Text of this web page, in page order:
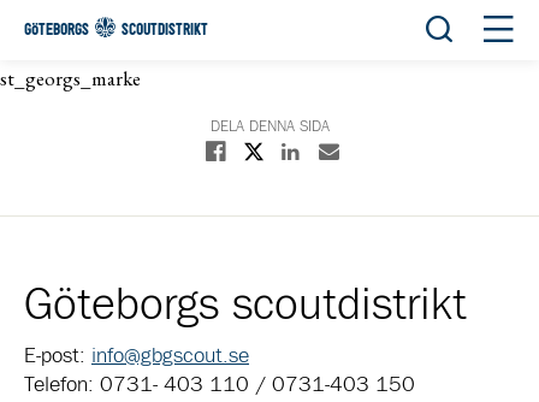
GÖTEBORGS SCOUTDISTRIKT Öppna
st_georgs_marke
DELA DENNA SIDA
Dela på Facebook
Dela på XDela på Linkedin
Dela med E-post
Göteborgs scoutdistrikt
E-post: info@gbgscout.se
Telefon: 0731- 403 110 / 0731-403 150